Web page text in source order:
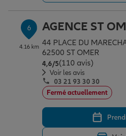
6
4.16 km
AGENCE ST
44 PLACE DU
62500 ST OMER
4,6/5Note de 4.6 sur 5
(110 avis)
Voir les avis
03 21 93 30 30
Fermé actuellement